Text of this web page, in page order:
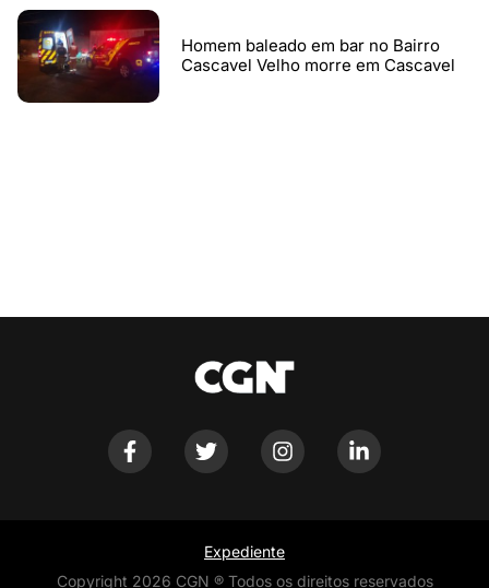
Homem baleado em bar no Bairro
Cascavel Velho morre em Cascavel
Expediente
Copyright 2026 CGN ® Todos os direitos reservados